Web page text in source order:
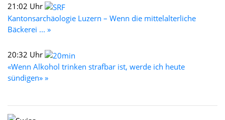
21:02 Uhr
Kantonsarchäologie Luzern – Wenn die mittelalterliche
Bäckerei ... »
20:32 Uhr
«Wenn Alkohol trinken strafbar ist, werde ich heute
sündigen» »